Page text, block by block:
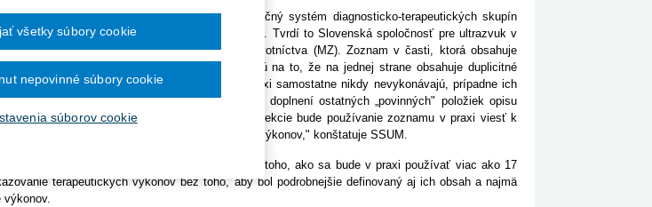
Ročník 2013
Ročník 2012
- Zoznam zdravotných výkonov pre klasifikačný systém diagnosticko-terapeutických skupín
ktoré môžu mať v praxi závažné dopady. Tvrdí to Slovenská spoločnosť pre ultrazvuk v
námietkami oboznámila i ministerstvo zdravotníctva (MZ). Zoznam v časti, ktorá obsahuje
vyžaduje zásadné prepracovanie. Upozorňujú na to, že na jednej strane obsahuje duplicitné
výkony v zozname zase chýbajú, iné sa v praxi samostatne nikdy nevykonávajú, prípadne ich
"Súčasná verzia je nepoužiteľná aj po doplnení ostatných „povinných" položiek opisu
hodnota, trvanie), lebo bez zásadnej korekcie bude používanie zoznamu v praxi viesť k
problémom pri vykazovaní a hradení výkonov," konštatuje SSUM.
chirurgickú, časť zoznamu. Obavy má z toho, ako sa bude v praxi používať viac ako 17
terapeutických výkonov bez toho, aby bol podrobnejšie definovaný aj ich obsah a najmä
výkonov.
súborov cookie
nepovinné súbory cookie
všetky súbory cookie